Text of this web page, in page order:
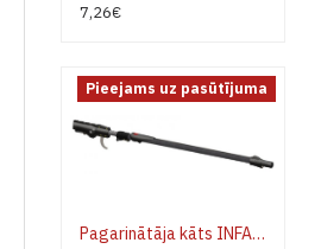
7,26€
Pieejams uz pasūtījuma
Pagarinātāja kāts INFACO P8T120 Teleskopisks modelim F3015